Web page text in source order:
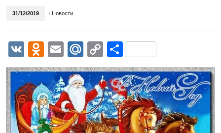
31/12/2019 / Новости
VK Odnoklassniki
EmailMail.Ru
Copy
Link
Отправить